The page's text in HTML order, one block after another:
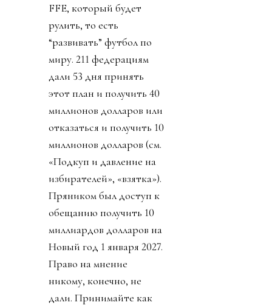
FFE, который будет
рулить, то есть
“развивать” футбол по
миру. 211 федерациям
дали 53 дня принять
этот план и получить 40
миллионов долларов или
отказаться и получить 10
миллионов долларов (см.
«Подкуп и давление на
избирателей», «взятка»).
Пряником был доступ к
обещанию получить 10
миллиардов долларов на
Новый год 1 января 2027.
Право на мнение
никому, конечно, не
дали. Принимайте как